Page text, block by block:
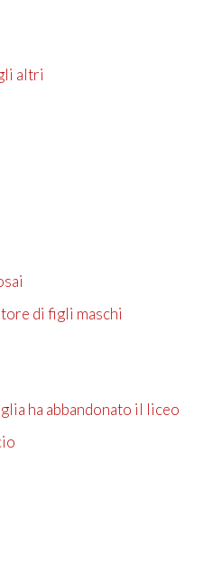
altri
di figli maschi
ha abbandonato il liceo